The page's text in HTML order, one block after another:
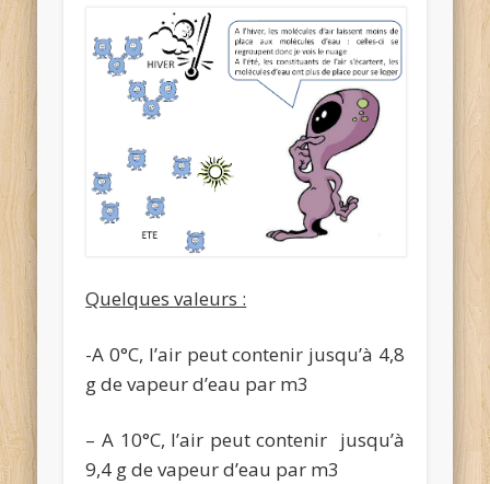
Quelques valeurs :
-A 0°C, l’air peut contenir jusqu’à 4,8
g de vapeur d’eau par m3
– A 10°C, l’air peut contenir jusqu’à
9,4 g de vapeur d’eau par m3